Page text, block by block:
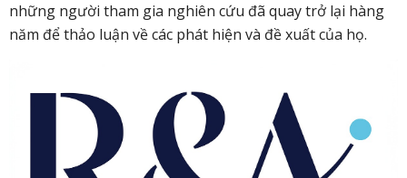
những người tham gia nghiên cứu đã quay trở lại hàng
năm để thảo luận về các phát hiện và đề xuất của họ.